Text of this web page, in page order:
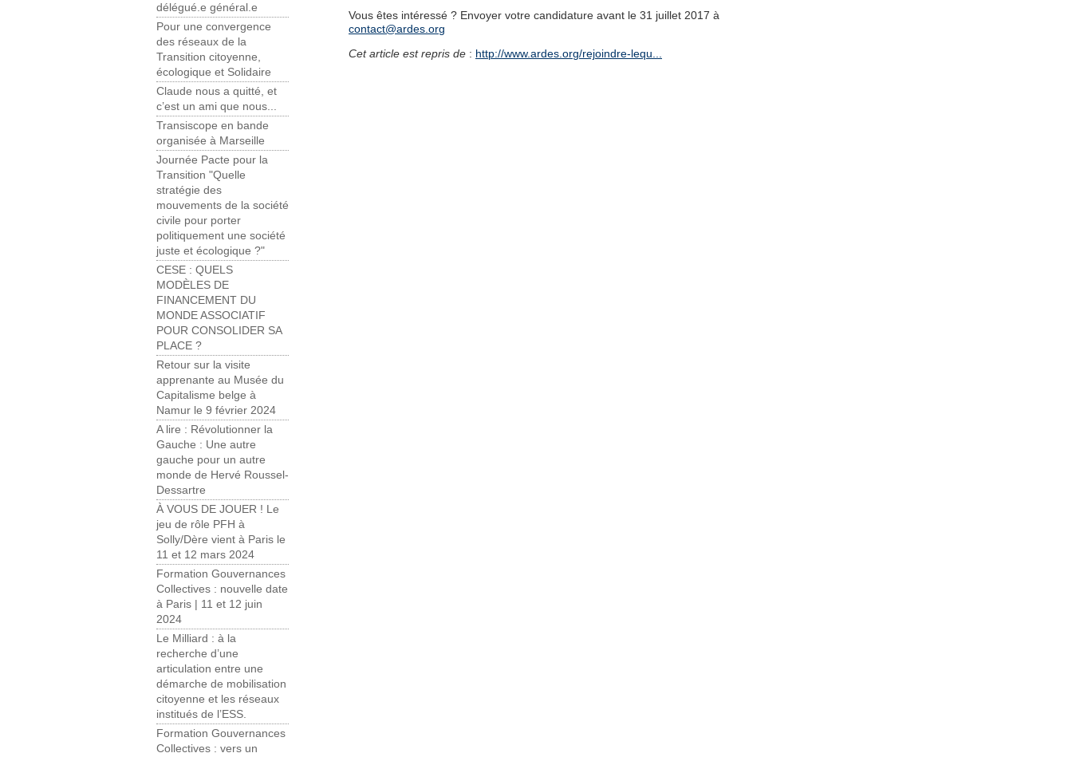
délégué.e général.e
Pour une convergence
des réseaux de la
Transition citoyenne,
écologique et Solidaire
Claude nous a quitté, et
c’est un ami que nous...
Transiscope en bande
organisée à Marseille
Journée Pacte pour la
Transition "Quelle
stratégie des
mouvements de la société
civile pour porter
politiquement une société
juste et écologique ?"
CESE : QUELS
MODÈLES DE
FINANCEMENT DU
MONDE ASSOCIATIF
POUR CONSOLIDER SA
PLACE ?
Retour sur la visite
apprenante au Musée du
Capitalisme belge à
Namur le 9 février 2024
A lire : Révolutionner la
Gauche : Une autre
gauche pour un autre
monde de Hervé Roussel-
Dessartre
À VOUS DE JOUER ! Le
jeu de rôle PFH à
Solly/Dère vient à Paris le
11 et 12 mars 2024
Formation Gouvernances
Collectives : nouvelle date
à Paris | 11 et 12 juin
2024
Le Milliard : à la
recherche d’une
articulation entre une
démarche de mobilisation
citoyenne et les réseaux
institués de l’ESS.
Formation Gouvernances
Collectives : vers un
Vous êtes intéressé ? Envoyer votre candidature avant le 31 juillet 2017 à
contact@ardes.org
Cet article est repris de : http://www.ardes.org/rejoindre-lequ...